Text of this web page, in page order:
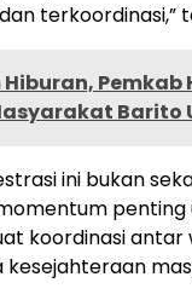
terkoordinasi,”
Barito
ini bukan
koordinasi antar